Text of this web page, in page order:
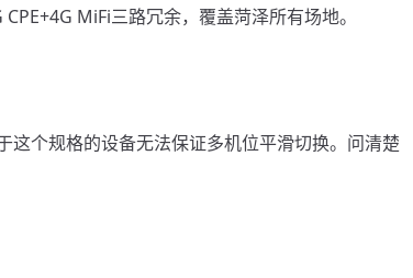
MiFi三路冗余，覆盖菏泽所有场地。
个规格的设备无法保证多机位平滑切换。问清楚